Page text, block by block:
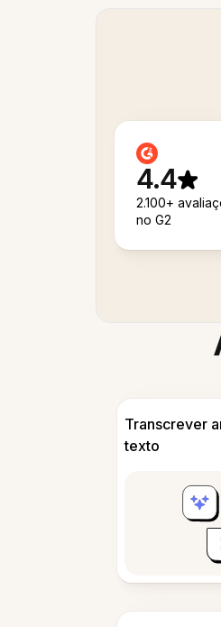
4.4
2.100+
no G2
Transcrever
texto